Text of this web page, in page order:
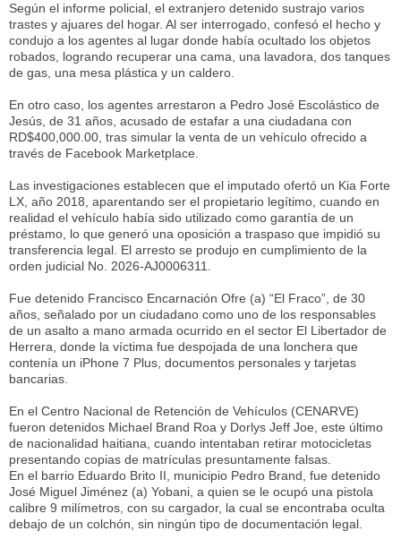
Según el informe policial, el extranjero detenido sustrajo varios
trastes y ajuares del hogar. Al ser interrogado, confesó el hecho y
condujo a los agentes al lugar donde había ocultado los objetos
robados, logrando recuperar una cama, una lavadora, dos tanques
de gas, una mesa plástica y un caldero.
En otro caso, los agentes arrestaron a Pedro José Escolástico de
Jesús, de 31 años, acusado de estafar a una ciudadana con
RD$400,000.00, tras simular la venta de un vehículo ofrecido a
través de Facebook Marketplace.
Las investigaciones establecen que el imputado ofertó un Kia Forte
LX, año 2018, aparentando ser el propietario legítimo, cuando en
realidad el vehículo había sido utilizado como garantía de un
préstamo, lo que generó una oposición a traspaso que impidió su
transferencia legal. El arresto se produjo en cumplimiento de la
orden judicial No. 2026-AJ0006311.
Fue detenido Francisco Encarnación Ofre (a) “El Fraco”, de 30
años, señalado por un ciudadano como uno de los responsables
de un asalto a mano armada ocurrido en el sector El Libertador de
Herrera, donde la víctima fue despojada de una lonchera que
contenía un iPhone 7 Plus, documentos personales y tarjetas
bancarias.
En el Centro Nacional de Retención de Vehículos (CENARVE)
fueron detenidos Michael Brand Roa y Dorlys Jeff Joe, este último
de nacionalidad haitiana, cuando intentaban retirar motocicletas
presentando copias de matrículas presuntamente falsas.
En el barrio Eduardo Brito II, municipio Pedro Brand, fue detenido
José Miguel Jiménez (a) Yobani, a quien se le ocupó una pistola
calibre 9 milímetros, con su cargador, la cual se encontraba oculta
debajo de un colchón, sin ningún tipo de documentación legal.